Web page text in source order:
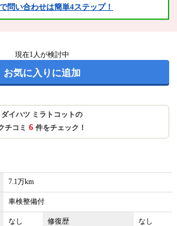
問い合わせは簡単4ステップ！
現在1 人が検討中
お気に入りに追加
ダイハツ ミラトコットの
チコミ 6 件をチェック！
7.1万km
車検整備付
なし 修復歴 なし